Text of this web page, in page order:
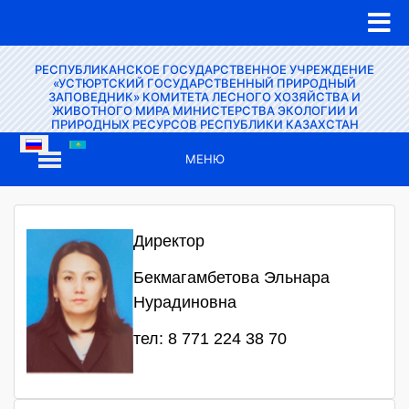
РЕСПУБЛИКАНСКОЕ ГОСУДАРСТВЕННОЕ УЧРЕЖДЕНИЕ
«УСТЮРТСКИЙ ГОСУДАРСТВЕННЫЙ ПРИРОДНЫЙ
ЗАПОВЕДНИК» КОМИТЕТА ЛЕСНОГО ХОЗЯЙСТВА И
ЖИВОТНОГО МИРА МИНИСТЕРСТВА ЭКОЛОГИИ И
ПРИРОДНЫХ РЕСУРСОВ РЕСПУБЛИКИ КАЗАХСТАН
МЕНЮ
Директор
Бекмагамбетова Эльнара
Нурадиновна
тел: 8 771 224 38 70